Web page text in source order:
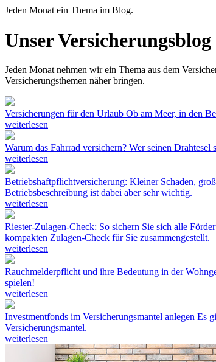
Jeden Monat ein Thema im Blog.
Unser Versicherungsblog
Jeden Monat nehmen wir ein Thema aus dem
Versicherungsthemen näher bringen.
Versicherungen für den Urlaub Ob am Meer, in den
weiterlesen
Warum das Fahrrad versichern? Wer seinen Drahtesel
weiterlesen
Betriebshaftpflichtversicherung: Kleiner Schaden,
Betriebsbeschreibung ist dabei aber sehr wichtig.
weiterlesen
Riester-Zulagen-Check: So sichern Sie sich alle
kompakten Zulagen-Check für Sie zusammengestellt.
weiterlesen
Rauchmelderpflicht und ihre Bedeutung in der
spielen!
weiterlesen
Investmentfonds im Versicherungsmantel anlegen Es
Versicherungsmantel.
weiterlesen